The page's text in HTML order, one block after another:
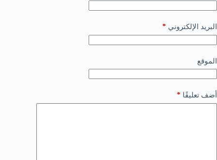
البريد الإلكتروني *
الموقع
أضف تعليقًا *